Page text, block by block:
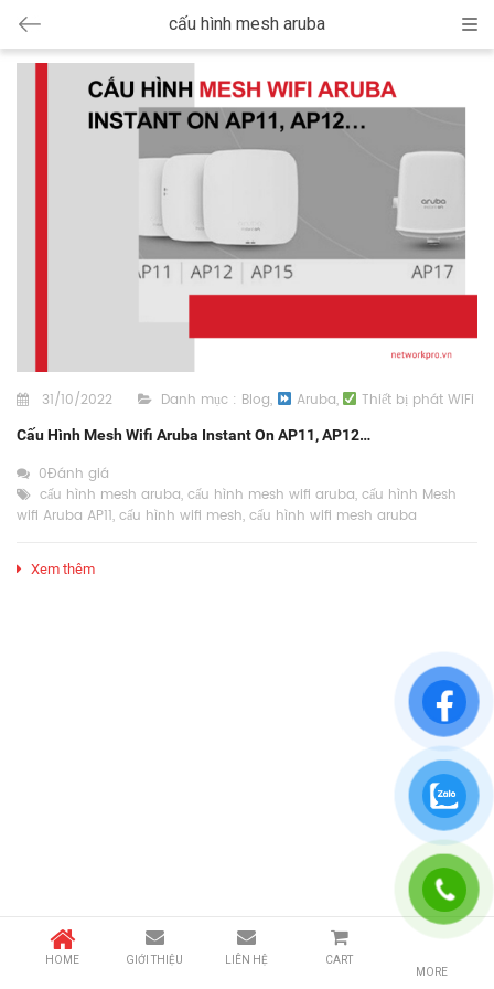
cấu hình mesh aruba
31/10/2022 Danh mục : Blog, Aruba, Thiết bị phát WiFi
Cấu Hình Mesh Wifi Aruba Instant On AP11, AP12…
0Đánh giá
cấu hình mesh aruba, cấu hình mesh wifi aruba, cấu hình Mesh
wifi Aruba AP11, cấu hình wifi mesh, cấu hình wifi mesh aruba
Xem thêm
HOME GIỚI THIỆU LIÊN HỆ
CART
MORE